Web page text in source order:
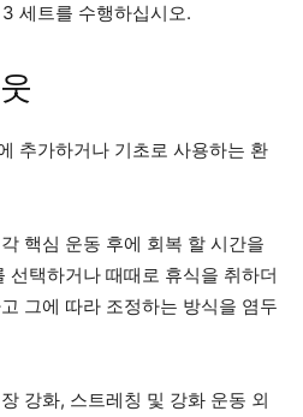
세트를 수행하십시오.
추가하거나 기초로 사용하는 환
핵심 운동 후에 회복 할 시간을
선택하거나 때때로 휴식을 취하더
그에 따라 조정하는 방식을 염두
강화, 스트레칭 및 강화 운동 외